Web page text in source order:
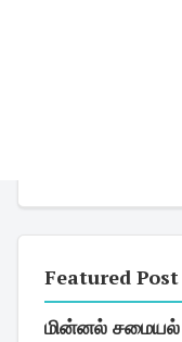
Featured Post
மின்னல் சமையல்